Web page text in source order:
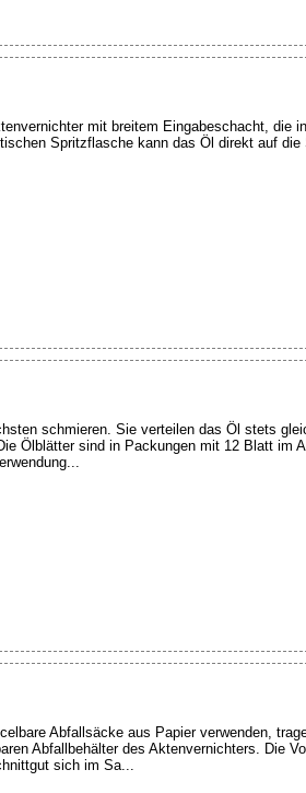
mit breitem Eingabeschacht, die
Spritzflasche kann das Öl direkt auf die
schmieren. Sie verteilen das Öl stets
Ölblätter sind in Packungen mit 12 Blatt im
Abfallsäcke aus Papier verwenden,
Abfallbehälter des Aktenvernichters. Die
sich im Sa...